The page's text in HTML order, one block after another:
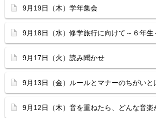
9月19日（木）学年集会
9月18日（水）修学旅行に向けて～６年生
9月17日（火）読み聞かせ
9月13日（金）ルールとマナーのちがいと
9月12日（木）音を重ねたら、どんな音楽